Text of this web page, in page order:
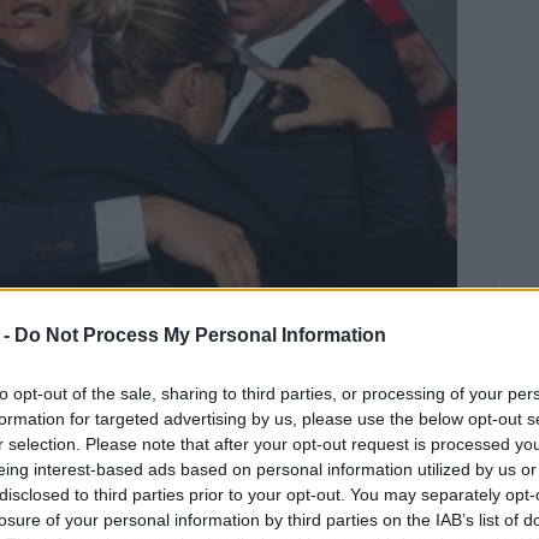
Do Not Process My Personal Information
opt-out of the sale, sharing to third parties, or processing of your
for targeted advertising by us, please use the below opt-out
selection. Please note that after your opt-out request is processed
interest-based ads based on personal information utilized by us
to third parties prior to your opt-out. You may separately
of your personal information by third parties on the IAB’s list of
ανάρτησή του στα Μέσα
ότι χτυπήθηκε από σφαίρα
Πενσυλβάνια το Σάββατο 13/07, ο υποψήφιος